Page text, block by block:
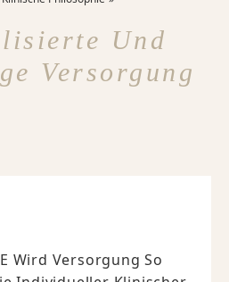
Und
Versorgung
Wird Versorgung So